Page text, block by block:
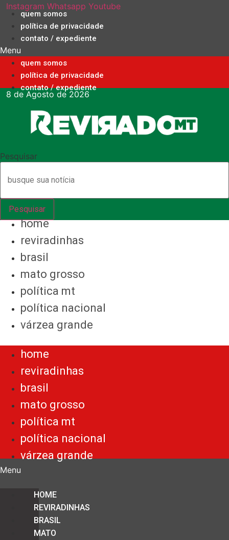
conteúdo
Instagram Whatsapp Youtube
quem somos
política de privacidade
contato / expediente
Menu
quem somos
política de privacidade
contato / expediente
8 de Agosto de 2026
Pesquisar
Pesquisar
home
reviradinhas
brasil
mato grosso
política mt
política nacional
várzea grande
home
reviradinhas
brasil
mato grosso
política mt
política nacional
várzea grande
Menu
HOME
REVIRADINHAS
BRASIL
MATO